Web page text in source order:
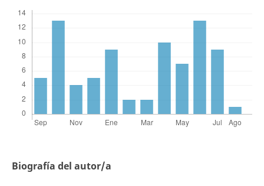
Biografía del autor/a